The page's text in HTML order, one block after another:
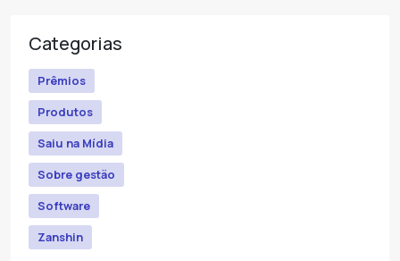
Categorias
Prêmios
Produtos
Saiu na Mídia
Sobre gestão
Software
Zanshin